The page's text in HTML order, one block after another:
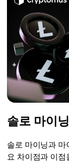
솔로 마이
솔로 마이닝과 마
요 차이점과 이